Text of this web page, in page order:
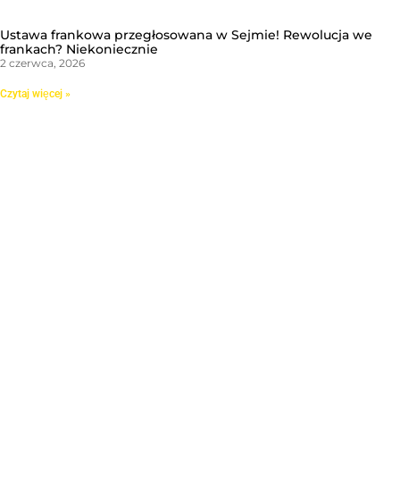
Ustawa frankowa przegłosowana w Sejmie! Rewolucja we
frankach? Niekoniecznie
2 czerwca, 2026
Czytaj więcej »